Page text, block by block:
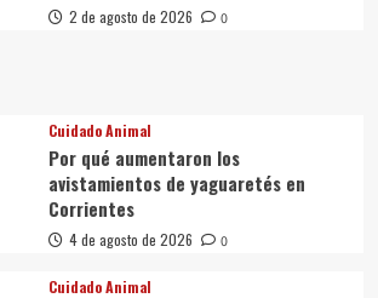
2 de agosto de 2026 0
Cuidado Animal
Por qué aumentaron los
avistamientos de yaguaretés en
Corrientes
4 de agosto de 2026 0
Cuidado Animal